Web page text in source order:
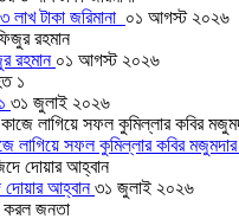
টাকা জরিমানা ০১ আগস্ট ২০২৬
রহমান ০১ আগস্ট ২০২৬
৩১ জুলাই ২০২৬
লাগিয়ে সফল কুমিল্লার কবির মজুমদার
দোয়ার আহ্বান৩১ জুলাই ২০২৬